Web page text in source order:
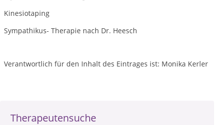
Therapeutensuche
Kinesiotaping
Sympathikus- Therapie nach Dr. Heesch
Verantwortlich für den Inhalt des Eintrages ist: Monika Kerler